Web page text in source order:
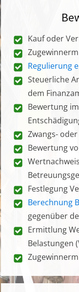
Kauf oder
Regulierung
Steuerliche
dem
Bewertung
Zwangs-
Bewertung
Festlegung
Berechnung
gegenüber
Ermittlung
Belastungen